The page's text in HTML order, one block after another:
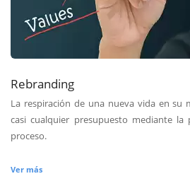
Rebranding
La respiración de una nueva vida en su
casi cualquier presupuesto mediante la
proceso.
Ver más